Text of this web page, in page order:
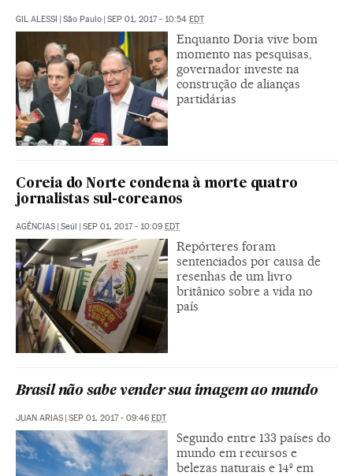
GIL ALESSI | São Paulo | SEP 01, 2017 - 10:54 EDT
Enquanto Doria vive bom
momento nas pesquisas,
governador investe na
construção de alianças
partidárias
Coreia do Norte condena à morte quatro
jornalistas sul-coreanos
AGÊNCIAS | Seúl | SEP 01, 2017 - 10:09 EDT
Repórteres foram
sentenciados por causa de
resenhas de um livro
britânico sobre a vida no
país
Brasil não sabe vender sua imagem ao mundo
JUAN ARIAS | SEP 01, 2017 - 09:46 EDT
Segundo entre 133 países do
mundo em recursos e
belezas naturais e 14º em